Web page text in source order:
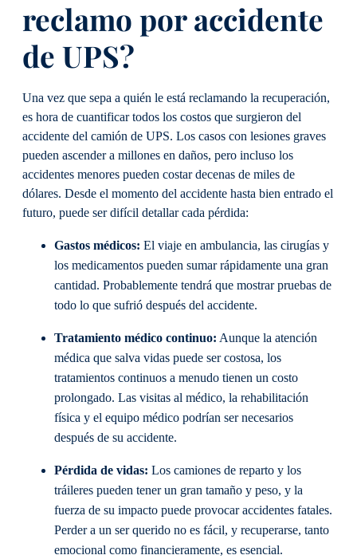
reclamo por accidente
de UPS?
Una vez que sepa a quién le está reclamando la recuperación,
es hora de cuantificar todos los costos que surgieron del
accidente del camión de UPS. Los casos con lesiones graves
pueden ascender a millones en daños, pero incluso los
accidentes menores pueden costar decenas de miles de
dólares. Desde el momento del accidente hasta bien entrado el
futuro, puede ser difícil detallar cada pérdida:
Gastos médicos: El viaje en ambulancia, las cirugías y
los medicamentos pueden sumar rápidamente una gran
cantidad. Probablemente tendrá que mostrar pruebas de
todo lo que sufrió después del accidente.
Tratamiento médico continuo: Aunque la atención
médica que salva vidas puede ser costosa, los
tratamientos continuos a menudo tienen un costo
prolongado. Las visitas al médico, la rehabilitación
física y el equipo médico podrían ser necesarios
después de su accidente.
Pérdida de vidas: Los camiones de reparto y los
tráileres pueden tener un gran tamaño y peso, y la
fuerza de su impacto puede provocar accidentes fatales.
Perder a un ser querido no es fácil, y recuperarse, tanto
emocional como financieramente, es esencial.